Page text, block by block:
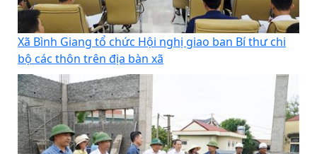
Xã Bình Giang tổ chức Hội nghị giao ban Bí thư chi
bộ các thôn trên địa bàn xã